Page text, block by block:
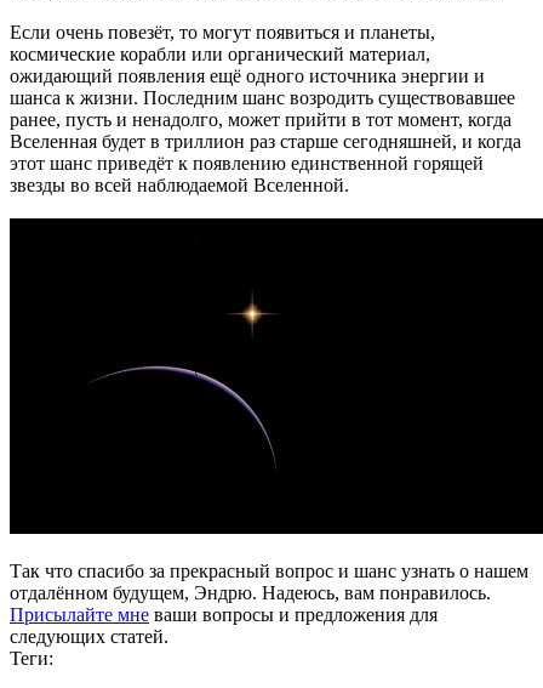
Если очень повезёт, то могут появиться и планеты,
космические корабли или органический материал,
ожидающий появления ещё одного источника энергии и
шанса к жизни. Последним шанс возродить существовавшее
ранее, пусть и ненадолго, может прийти в тот момент, когда
Вселенная будет в триллион раз старше сегодняшней, и когда
этот шанс приведёт к появлению единственной горящей
звезды во всей наблюдаемой Вселенной.
Так что спасибо за прекрасный вопрос и шанс узнать о нашем
отдалённом будущем, Эндрю. Надеюсь, вам понравилось.
Присылайте мне ваши вопросы и предложения для
следующих статей.
Теги: